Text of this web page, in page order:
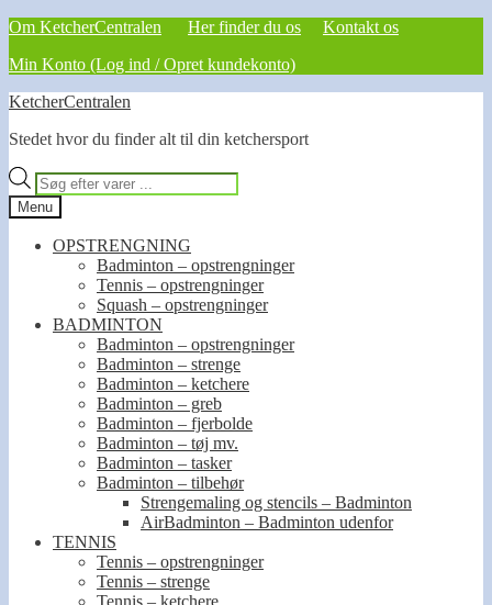
Om KetcherCentralen Her finder du os
Kontakt os
Min Konto (Log ind / Opret kundekonto)
Spring
navigation
Spring
indhold
KetcherCentralen
Stedet hvor du finder alt til din ketchersport
Products
search
Menu
OPSTRENGNING
Badminton – opstrengninger
Tennis – opstrengninger
Squash – opstrengninger
BADMINTON
Badminton – opstrengninger
Badminton – strenge
Badminton – ketchere
Badminton – greb
Badminton – fjerbolde
Badminton – tøj mv.
Badminton – tasker
Badminton – tilbehør
Strengemaling og stencils – Badminton
AirBadminton – Badminton udenfor
TENNIS
Tennis – opstrengninger
Tennis – strenge
Tennis – ketchere